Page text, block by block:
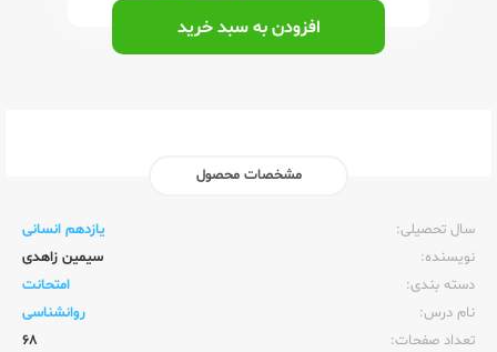
افزودن به سبد خرید
مشخصات محصول
سال تحصیلی:‌
یازدهم انسانی
نویسنده:‌
سیمین زاهدی
دسته بندی:
امتحانت
نام درس:
روانشناسی
تعداد صفحات:‌
68